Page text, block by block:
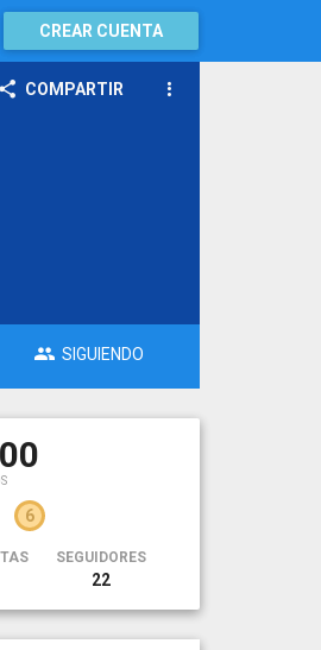
CREAR CUENTA
COMPARTIR
SIGUIENDO
6
SEGUIDORES
22